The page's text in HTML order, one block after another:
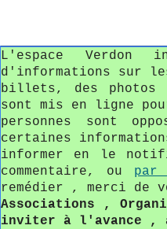
L'espace
d'informations sur
billets, des photos
sont mis en ligne
personnes sont
certaines
informer en le
commentaire, ou par
remédier , merci de
Associations ,
inviter à l'avance ,